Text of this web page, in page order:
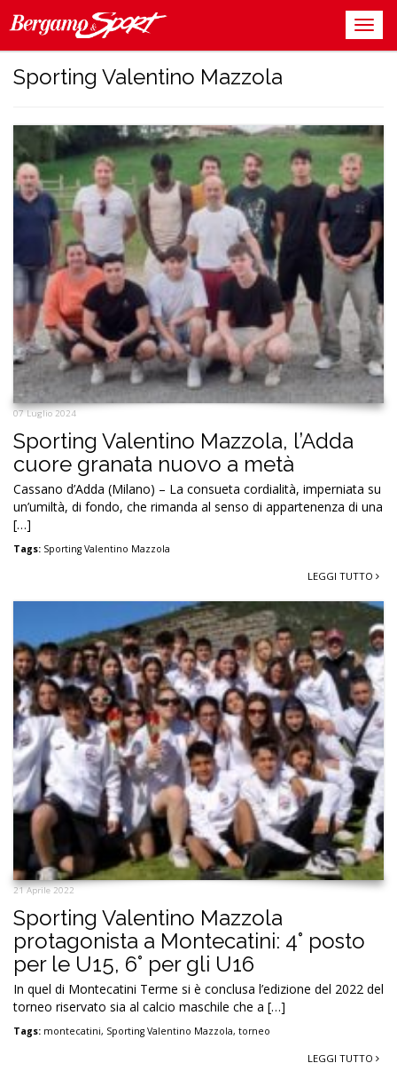
Sporting Valentino Mazzola
07 Luglio 2024
Sporting Valentino Mazzola, l’Adda
cuore granata nuovo a metà
Cassano d’Adda (Milano) – La consueta cordialità, imperniata su
un’umiltà, di fondo, che rimanda al senso di appartenenza di una
[…]
Tags: Sporting Valentino Mazzola
LEGGI TUTTO
21 Aprile 2022
Sporting Valentino Mazzola
protagonista a Montecatini: 4° posto
per le U15, 6° per gli U16
In quel di Montecatini Terme si è conclusa l’edizione del 2022 del
torneo riservato sia al calcio maschile che a […]
Tags: montecatini, Sporting Valentino Mazzola, torneo
LEGGI TUTTO